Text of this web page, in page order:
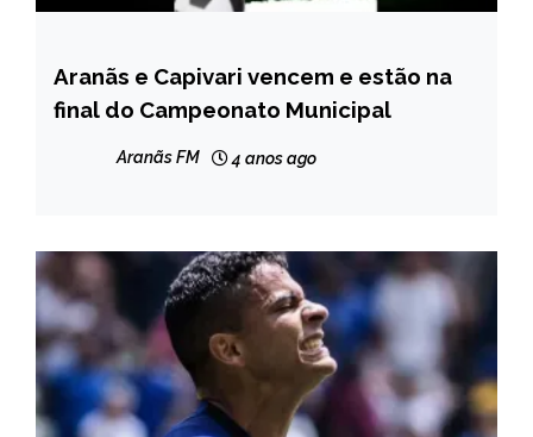
CAPELINHA
ESPORTES
NOTÍCIAS
Aranãs e Capivari vencem e estão na
final do Campeonato Municipal
Aranãs FM 4 anos ago